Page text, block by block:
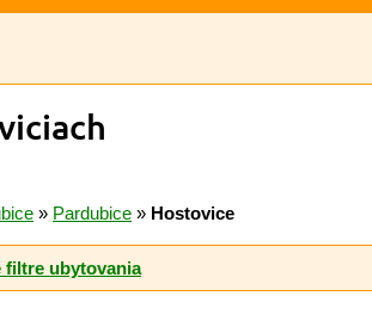
» Pardubice » Hostovice
filtre ubytovania